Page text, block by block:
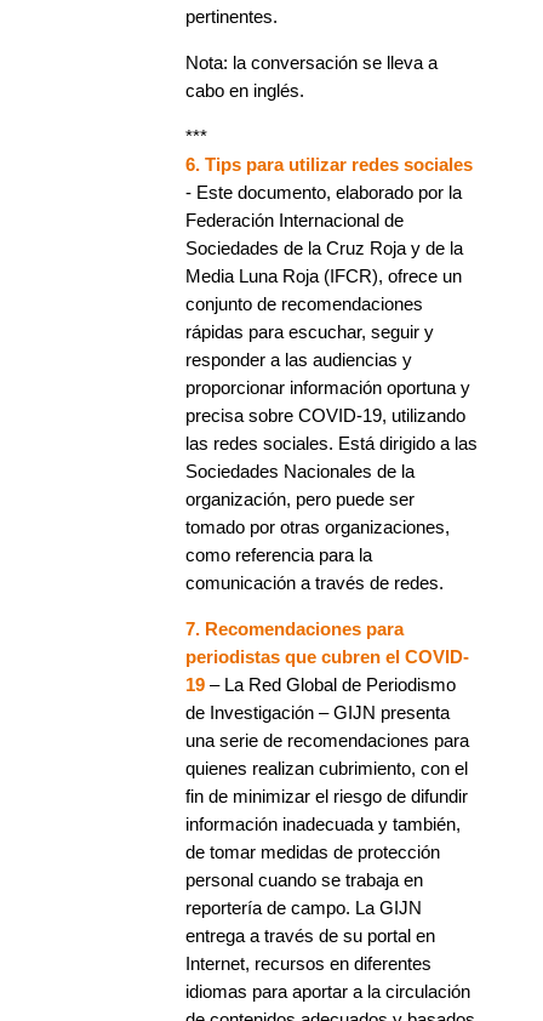
pertinentes.
Nota: la conversación se lleva a
cabo en inglés.
***
6. Tips para utilizar redes sociales
- Este documento, elaborado por la
Federación Internacional de
Sociedades de la Cruz Roja y de la
Media Luna Roja (IFCR), ofrece un
conjunto de recomendaciones
rápidas para escuchar, seguir y
responder a las audiencias y
proporcionar información oportuna y
precisa sobre COVID-19, utilizando
las redes sociales. Está dirigido a las
Sociedades Nacionales de la
organización, pero puede ser
tomado por otras organizaciones,
como referencia para la
comunicación a través de redes.
7. Recomendaciones para
periodistas que cubren el COVID-
19 – La Red Global de Periodismo
de Investigación – GIJN presenta
una serie de recomendaciones para
quienes realizan cubrimiento, con el
fin de minimizar el riesgo de difundir
información inadecuada y también,
de tomar medidas de protección
personal cuando se trabaja en
reportería de campo. La GIJN
entrega a través de su portal en
Internet, recursos en diferentes
idiomas para aportar a la circulación